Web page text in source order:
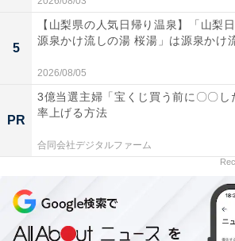
5
【山梨県の人気日帰り温泉】「山梨
源泉かけ流しの湯 桜湯」は源泉かけ
2026/08/05
PR
3億当選主婦「宝くじ買う前に〇〇し
率上げる方法
合同会社デジタルファーム